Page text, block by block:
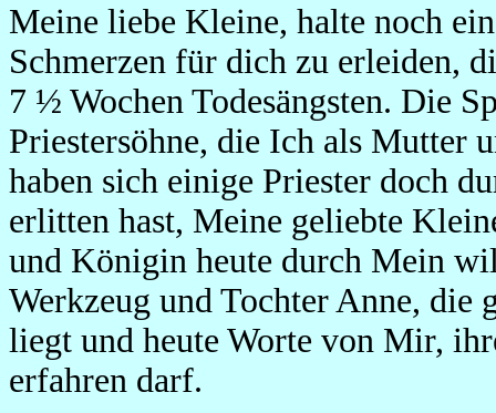
Meine liebe Kleine, halte noch
Schmerzen für dich zu erleiden,
7 ½ Wochen Todesängsten. Die
Priestersöhne, die Ich als Mutter
haben sich einige Priester doch
erlitten hast, Meine geliebte
und Königin heute durch Mein
Werkzeug und Tochter Anne, die
liegt und heute Worte von Mir,
erfahren darf.